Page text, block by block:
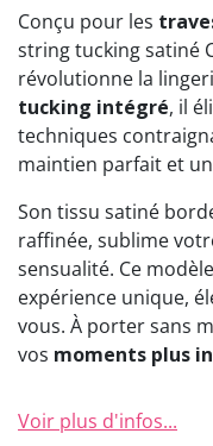
Conçu pour les
string tucking satiné
révolutionne la
tucking intégré, il
techniques
maintien parfait et un
Son tissu satiné
raffinée, sublime
sensualité. Ce
expérience unique,
vous. À porter sans
vos moments plus
Voir plus d'infos...